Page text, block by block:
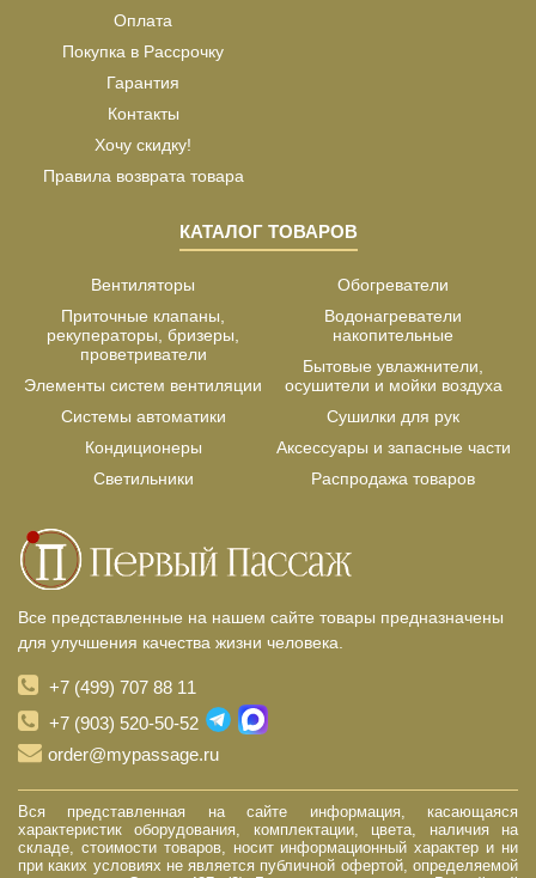
Оплата
Покупка в Рассрочку
Гарантия
Контакты
Хочу скидку!
Правила возврата товара
КАТАЛОГ ТОВАРОВ
Вентиляторы
Приточные клапаны,
рекуператоры, бризеры,
проветриватели
Элементы систем вентиляции
Системы автоматики
Кондиционеры
Светильники
Обогреватели
Водонагреватели
накопительные
Бытовые увлажнители,
осушители и мойки воздуха
Сушилки для рук
Аксессуары и запасные части
Распродажа товаров
Все представленные на нашем сайте товары предназначены
для улучшения качества жизни человека.
+7 (499) 707 88 11
+7 (903) 520-50-52
order@mypassage.ru
Вся представленная на сайте информация, касающаяся
характеристик оборудования, комплектации, цвета, наличия на
складе, стоимости товаров, носит информационный характер и ни
при каких условиях не является публичной офертой, определяемой